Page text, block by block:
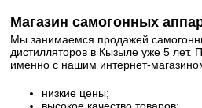
Магазин самогонных
Мы занимаемся продажей
дистилляторов в Кызыле уже 5 лет.
именно с нашим интернет-
низкие цены;
высокое качество товаров;